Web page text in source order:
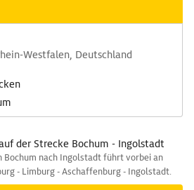
Westfalen, Deutschland
der Strecke Bochum - Ingolstadt
Bochum nach Ingolstadt führt vorbei an
- Limburg - Aschaffenburg - Ingolstadt.